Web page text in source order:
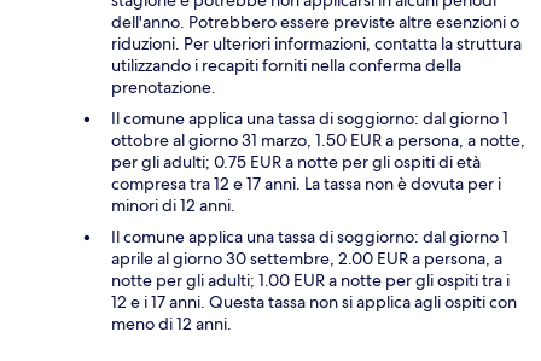
dell'anno. Potrebbero essere previste altre esenzioni o
riduzioni. Per ulteriori informazioni, contatta la struttura
utilizzando i recapiti forniti nella conferma della
prenotazione.
Il comune applica una tassa di soggiorno: dal giorno 1
ottobre al giorno 31 marzo, 1.50 EUR a persona, a notte,
per gli adulti; 0.75 EUR a notte per gli ospiti di età
compresa tra 12 e 17 anni. La tassa non è dovuta per i
minori di 12 anni.
Il comune applica una tassa di soggiorno: dal giorno 1
aprile al giorno 30 settembre, 2.00 EUR a persona, a
notte per gli adulti; 1.00 EUR a notte per gli ospiti tra i
12 e i 17 anni. Questa tassa non si applica agli ospiti con
meno di 12 anni.